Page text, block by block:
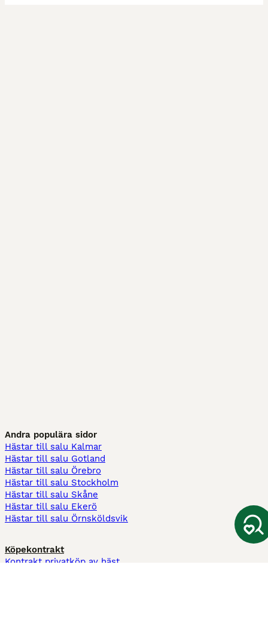
Andra populära sidor
Hästar till salu Kalmar
Hästar till salu Gotland
Hästar till salu Örebro
Hästar till salu Stockholm
Hästar till salu Skåne
Hästar till salu Ekerö
Hästar till salu Örnsköldsvik
Köpekontrakt
Kontrakt privatköp av häst